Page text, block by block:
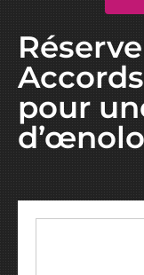
pour